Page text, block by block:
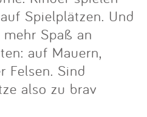
Spielplätzen. Und
Spaß an
auf Mauern,
Felsen. Sind
also zu brav